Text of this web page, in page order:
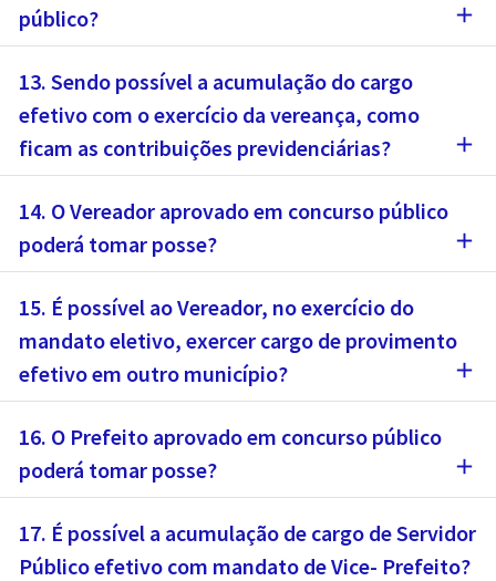
público?
add
13. Sendo possível a acumulação do cargo
efetivo com o exercício da vereança, como
ficam as contribuições previdenciárias?
add
14. O Vereador aprovado em concurso público
poderá tomar posse?
add
15. É possível ao Vereador, no exercício do
mandato eletivo, exercer cargo de provimento
efetivo em outro município?
add
16. O Prefeito aprovado em concurso público
poderá tomar posse?
add
17. É possível a acumulação de cargo de Servidor
Público efetivo com mandato de Vice- Prefeito?